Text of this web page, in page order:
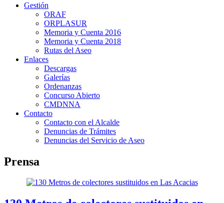
Gestión
ORAF
ORPLASUR
Memoria y Cuenta 2016
Memoria y Cuenta 2018
Rutas del Aseo
Enlaces
Descargas
Galerías
Ordenanzas
Concurso Abierto
CMDNNA
Contacto
Contacto con el Alcalde
Denuncias de Trámites
Denuncias del Servicio de Aseo
Prensa